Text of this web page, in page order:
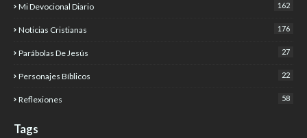
Mi Devocional Diario 162
Noticias Cristianas 176
Parábolas De Jesús 27
Personajes Bíblicos 22
Reflexiones 58
Tags